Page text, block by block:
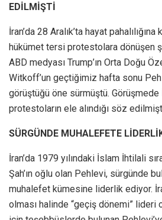
EDİLMİŞTİ
İran’da 28 Aralık’ta hayat
hükümet tersi protestolara dönüşen
ABD medyası Trump’ın Orta Doğu
Witkoff’un geçtiğimiz hafta sonu
görüştüğü öne sürmüştü. Görüşmede
protestoların ele alındığı söz
SÜRGÜNDE MUHALEFETE
İran’da 1979 yılındaki İslam İhtilali
Şah’ın oğlu olan Pehlevi, sürgünde
muhalefet kümesine liderlik ediyor.
olması halinde “geçiş dönemi” lideri